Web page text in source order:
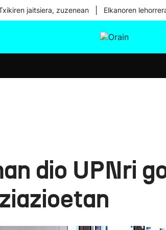
jaitsiera, zuzenean Elkanoren
dio UPNri